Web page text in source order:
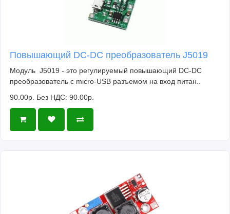
Повышающий DC-DC преобразователь J5019
Модуль J5019 - это регулируемый повышающий DC-DC
преобразователь c micro-USB разъемом на вход питан..
90.00р. Без НДС: 90.00р.